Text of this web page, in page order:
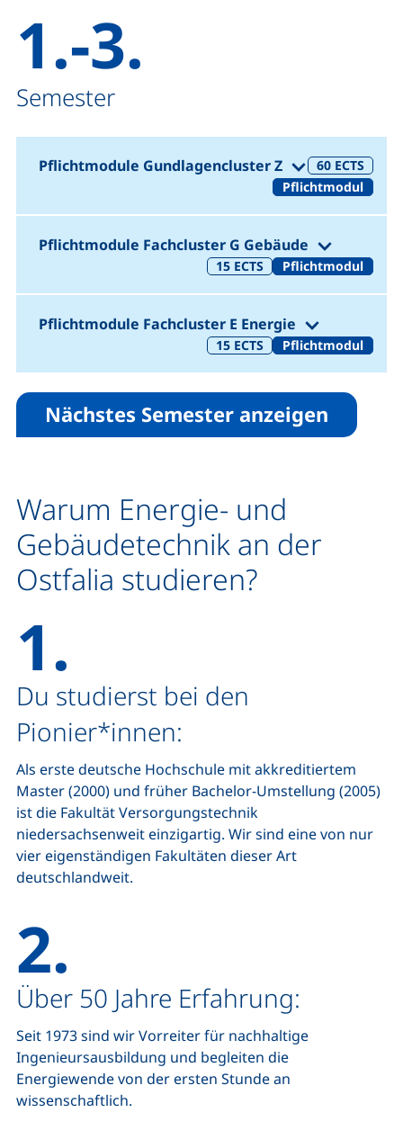
1.-3.
Semester
Pflichtmodule Gundlagencluster Z (1.-3.
60 ECTS
Pflichtmodul
Pflichtmodule Fachcluster G Gebäude (1.-3.
15 ECTS Pflichtmodul
Pflichtmodule Fachcluster E Energie (1.-3.
15 ECTS Pflichtmodul
Nächstes Semester anzeigen
Warum Energie- und
Gebäudetechnik an der
Ostfalia studieren?
1.
Du studierst bei den
Pionier*innen:
Als erste deutsche Hochschule mit akkreditiertem
Master (2000) und früher Bachelor-Umstellung (2005)
ist die Fakultät Versorgungstechnik
niedersachsenweit einzigartig. Wir sind eine von nur
vier eigenständigen Fakultäten dieser Art
deutschlandweit.
2.
Über 50 Jahre Erfahrung:
Seit 1973 sind wir Vorreiter für nachhaltige
Ingenieursausbildung und begleiten die
Energiewende von der ersten Stunde an
wissenschaftlich.